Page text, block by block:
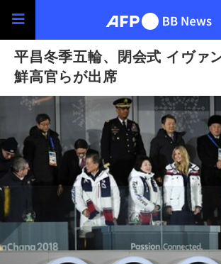
平昌冬季五輪、閉会式 イヴァ
鮮高官らが出席